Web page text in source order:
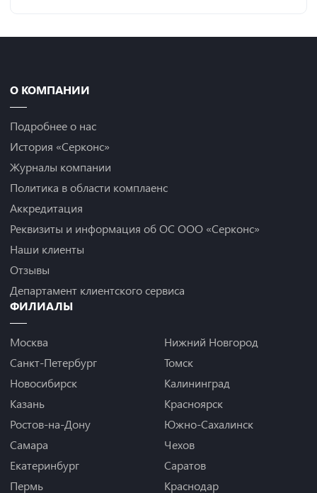
О КОМПАНИИ
Подробнее о нас
История «Серконс»
Журналы компании
Политика в области комплаенс
Аккредитация
Реквизиты и информация об ОС ООО «Серконс»
Наши клиенты
Отзывы
Департамент клиентского сервиса
ФИЛИАЛЫ
Москва
Санкт-Петербург
Новосибирск
Казань
Ростов-на-Дону
Самара
Екатеринбург
Пермь
Нижний Новгород
Томск
Калининград
Красноярск
Южно-Сахалинск
Чехов
Саратов
Краснодар